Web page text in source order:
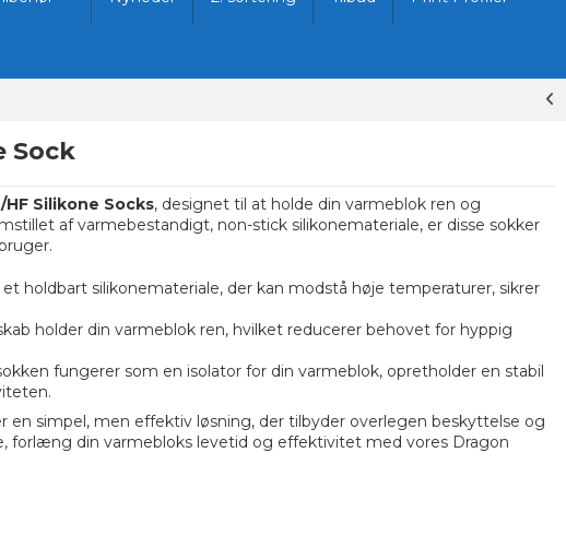
Sock
HF Silikone Socks, designet til at holde din varmeblok ren og
af varmebestandigt, non-stick silikonemateriale, er disse sokker
holdbart silikonemateriale, der kan modstå høje temperaturer, sikrer
holder din varmeblok ren, hvilket reducerer behovet for hyppig
fungerer som en isolator for din varmeblok, opretholder en stabil
en simpel, men effektiv løsning, der tilbyder overlegen beskyttelse og
forlæng din varmebloks levetid og effektivitet med vores Dragon